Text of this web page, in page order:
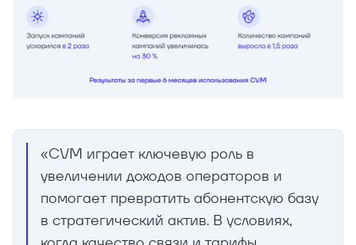
«CVM играет ключевую роль в
увеличении доходов операторов и
помогает превратить абонентскую базу
в стратегический актив. В условиях,